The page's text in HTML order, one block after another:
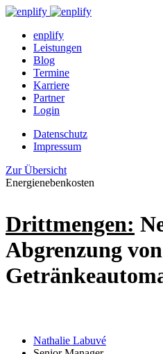
enplify
Leistungen
Blog
Termine
Karriere
Partner
Login
Datenschutz
Impressum
Zur Übersicht
Energienebenkosten
Drittmengen:
Abgrenzung
Nathalie Labuvé